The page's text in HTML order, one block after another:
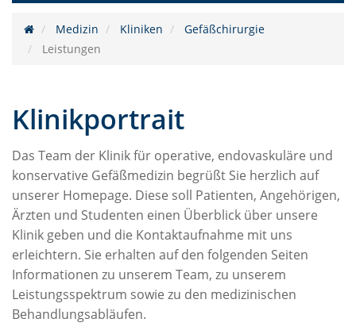
Medizin Kliniken
Gefäßchirurgie
Leistungen
Klinikportrait
Das Team der Klinik für operative, endovaskuläre und
konservative Gefäßmedizin begrüßt Sie herzlich auf
unserer Homepage. Diese soll Patienten, Angehörigen,
Ärzten und Studenten einen Überblick über unsere
Klinik geben und die Kontaktaufnahme mit uns
erleichtern. Sie erhalten auf den folgenden Seiten
Informationen zu unserem Team, zu unserem
Leistungsspektrum sowie zu den medizinischen
Behandlungsabläufen.